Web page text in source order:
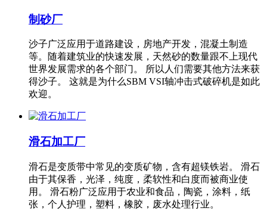
制砂厂
沙子广泛应用于道路建设，房地产开发，混凝土制造
等。随着建筑业的快速发展，天然砂的数量跟不上现代
世界发展需求的各个部门。 所以人们需要其他方法来获
得沙子。 这就是为什么SBM VSI轴冲击式破碎机是如此
欢迎。
滑石加工厂
滑石是变质带中常见的变质矿物，含有超镁铁岩。 滑石
由于其保香，光泽，纯度，柔软性和白度而被商业使
用。 滑石粉广泛应用于农业和食品，陶瓷，涂料，纸
张，个人护理，塑料，橡胶，废水处理行业。